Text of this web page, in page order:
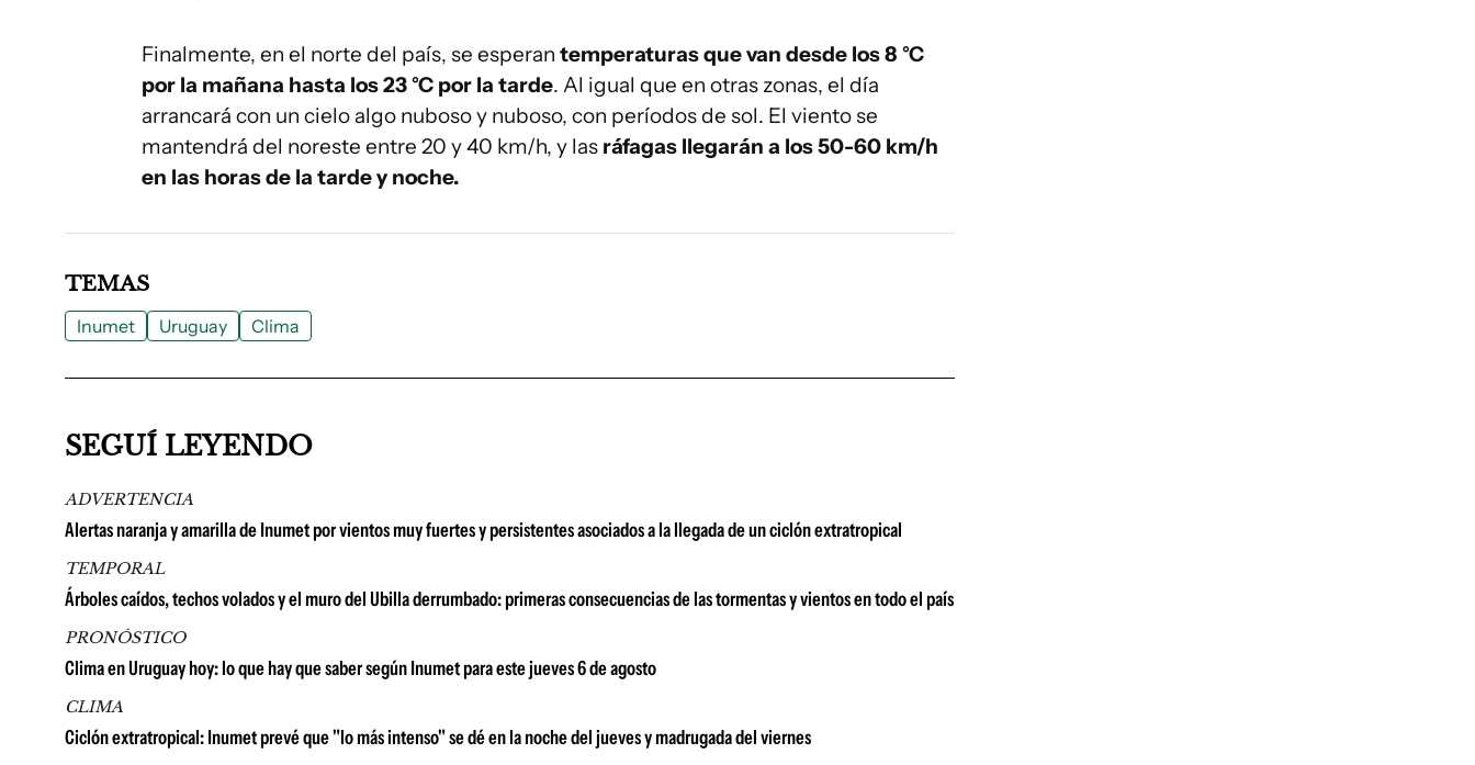
Finalmente, en el norte del país, se esperan temperaturas que van desde los 8 °C
por la mañana hasta los 23 °C por la tarde. Al igual que en otras zonas, el día
arrancará con un cielo algo nuboso y nuboso, con períodos de sol. El viento se
mantendrá del noreste entre 20 y 40 km/h, y las ráfagas llegarán a los 50-60 km/h
en las horas de la tarde y noche.
TEMAS
Inumet Uruguay Clima
SEGUÍ LEYENDO
ADVERTENCIA
Alertas naranja y amarilla de Inumet por vientos muy fuertes y persistentes asociados a la llegada de un ciclón extratropical
TEMPORAL
Árboles caídos, techos volados y el muro del Ubilla derrumbado: primeras consecuencias de las tormentas y vientos en todo el país
PRONÓSTICO
Clima en Uruguay hoy: lo que hay que saber según Inumet para este jueves 6 de agosto
CLIMA
Ciclón extratropical: Inumet prevé que "lo más intenso" se dé en la noche del jueves y madrugada del viernes